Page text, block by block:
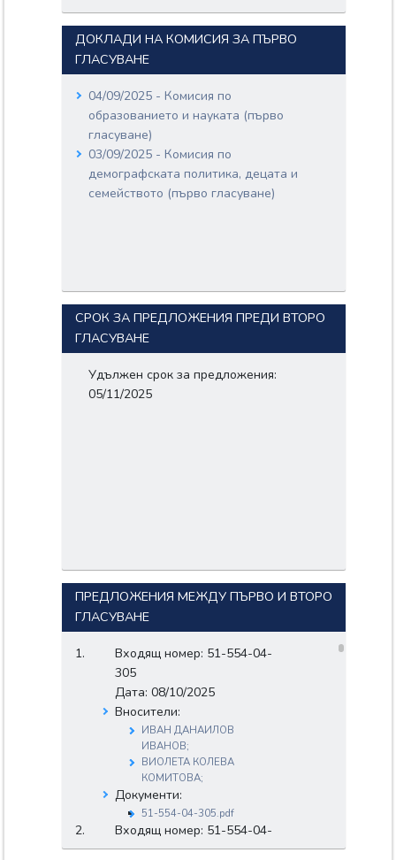
Комисия по правата на човека и
вероизповеданията(участваща)
Комисия по електронно управление и
(участваща)
Комисия по бюджет и финанси
(участваща)
ДОКЛАДИ НА КОМИСИЯ ЗА ПЪРВО
ГЛАСУВАНЕ
04/09/2025 - Комисия по
образованието и науката (първо
гласуване)
03/09/2025 - Комисия по
демографската политика, децата и
семейството (първо гласуване)
СРОК ЗА ПРЕДЛОЖЕНИЯ ПРЕДИ ВТОРО
ГЛАСУВАНЕ
Удължен срок за предложения:
05/11/2025
ПРЕДЛОЖЕНИЯ МЕЖДУ ПЪРВО И ВТОРО
ГЛАСУВАНЕ
Входящ номер: 51-554-04-
305
Дата: 08/10/2025
Вносители:
ИВАН ДАНАИЛОВ
ИВАНОВ;
ВИОЛЕТА КОЛЕВА
КОМИТОВА;
Документи:
51-554-04-305.pdf
Входящ номер: 51-554-04-
309